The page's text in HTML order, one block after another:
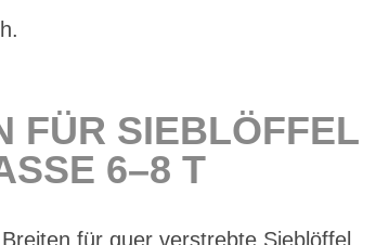
FÜR SIEB­LÖF­FEL
6–8 T
für quer ver­streb­te Sieb­löf­fel